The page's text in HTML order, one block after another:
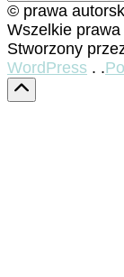
© prawa
Wszelkie
Stworzony
WordPress . .